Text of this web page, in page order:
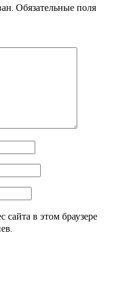
Обязательные поля
в этом браузере